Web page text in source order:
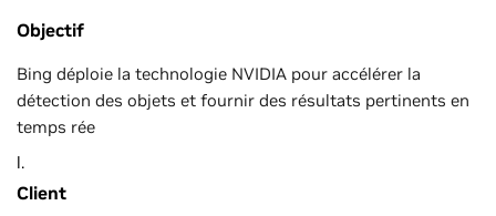
Objectif
Bing déploie la technologie NVIDIA pour accélérer la
détection des objets et fournir des résultats pertinents en
temps rée
l.
Client